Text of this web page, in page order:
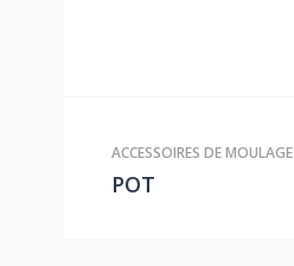
ACCESSOIRES DE MOULAGE
POT